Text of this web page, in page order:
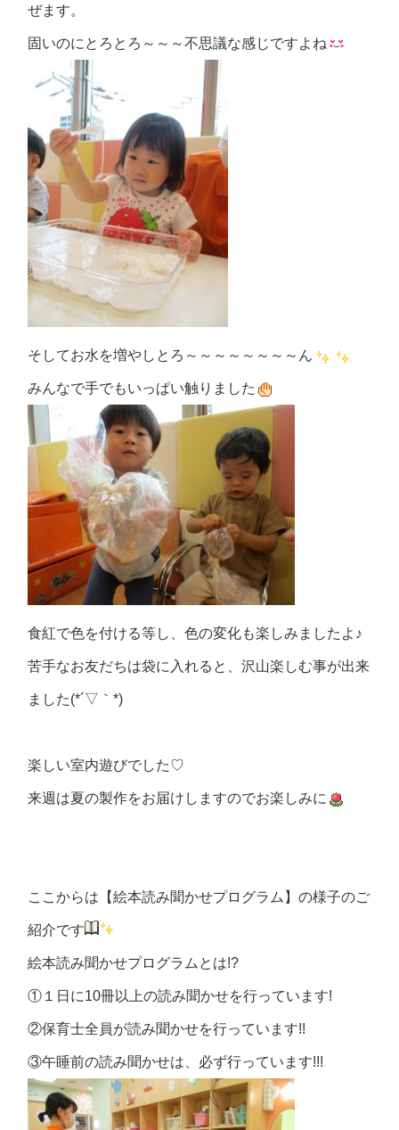
ぜます。
固いのにとろとろ～～～不思議な感じですよね
そしてお水を増やしとろ～～～～～～～～ん
みんなで手でもいっぱい触りました
食紅で色を付ける等し、色の変化も楽しみましたよ♪
苦手なお友だちは袋に入れると、沢山楽しむ事が出来
ました(*´▽｀*)
楽しい室内遊びでした♡
来週は夏の製作をお届けしますのでお楽しみに
ここからは【絵本読み聞かせプログラム】の様子のご
紹介です
絵本読み聞かせプログラムとは!?
①１日に10冊以上の読み聞かせを行っています!
②保育士全員が読み聞かせを行っています!!
③午睡前の読み聞かせは、必ず行っています!!!